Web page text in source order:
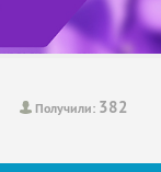
Получили: 382